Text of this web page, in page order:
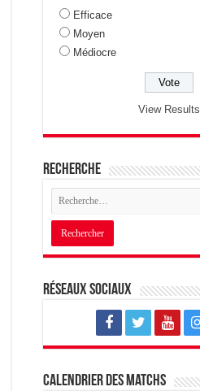
Efficace
Moyen
Médiocre
View Results
Recherche
Réseaux sociaux
Calendrier des matchs